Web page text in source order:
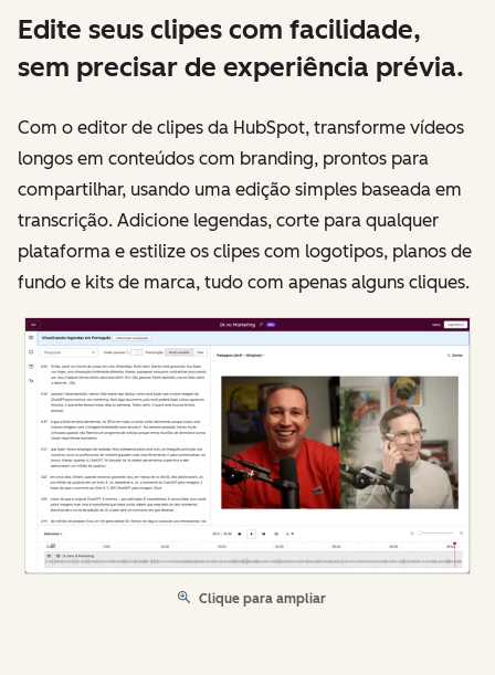
Edite seus clipes com facilidade,
sem precisar de experiência prévia.
Com o editor de clipes da HubSpot, transforme vídeos
longos em conteúdos com branding, prontos para
compartilhar, usando uma edição simples baseada em
transcrição. Adicione legendas, corte para qualquer
plataforma e estilize os clipes com logotipos, planos de
fundo e kits de marca, tudo com apenas alguns cliques.
Clique para ampliar